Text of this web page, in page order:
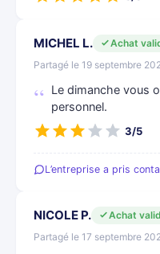
MICHEL L.
Achat
Partagé le 19 septembre
Le dimanche vous
personnel.
3/5
L’entreprise a pris
NICOLE P.
Achat
Partagé le 17 septembre